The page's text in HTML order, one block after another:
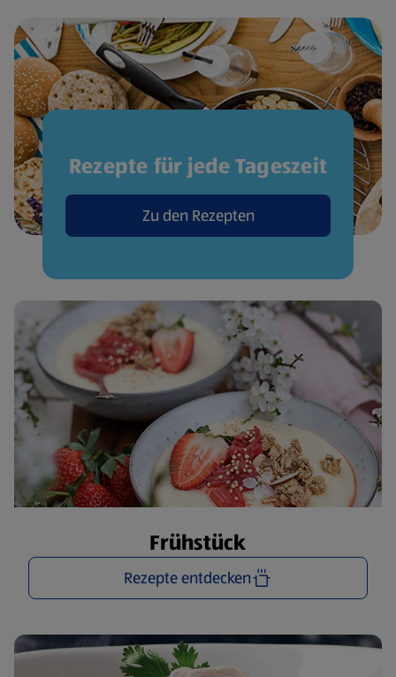
Rezepte für jede Tageszeit
Zu den Rezepten
Frühstück
Rezepte entdecken